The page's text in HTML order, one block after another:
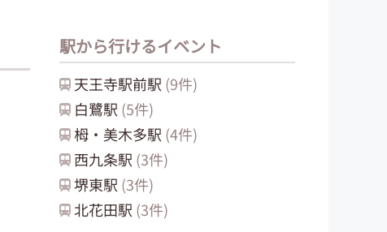
駅から行けるイベント
天王寺駅前駅 (9件)
白鷺駅 (5件)
栂・美木多駅 (4件)
西九条駅 (3件)
堺東駅 (3件)
北花田駅 (3件)